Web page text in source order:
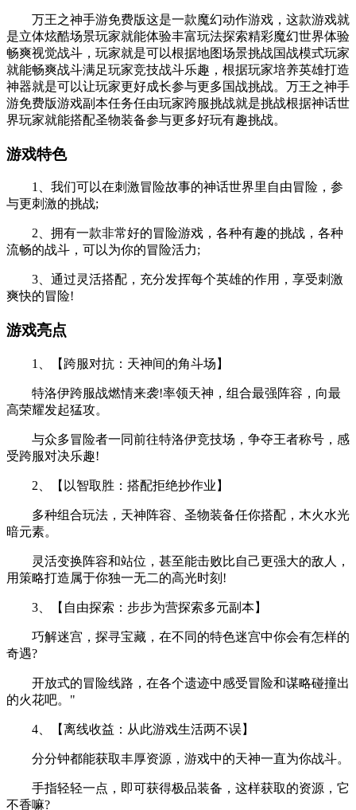
万王之神手游免费版这是一款魔幻动作游戏，这款游戏就
是立体炫酷场景玩家就能体验丰富玩法探索精彩魔幻世界体验
畅爽视觉战斗，玩家就是可以根据地图场景挑战国战模式玩家
就能畅爽战斗满足玩家竞技战斗乐趣，根据玩家培养英雄打造
神器就是可以让玩家更好成长参与更多国战挑战。万王之神手
游免费版游戏副本任务任由玩家跨服挑战就是挑战根据神话世
界玩家就能搭配圣物装备参与更多好玩有趣挑战。
游戏特色
1、我们可以在刺激冒险故事的神话世界里自由冒险，参
与更刺激的挑战;
2、拥有一款非常好的冒险游戏，各种有趣的挑战，各种
流畅的战斗，可以为你的冒险活力;
3、通过灵活搭配，充分发挥每个英雄的作用，享受刺激
爽快的冒险!
游戏亮点
1、【跨服对抗：天神间的角斗场】
特洛伊跨服战燃情来袭!率领天神，组合最强阵容，向最
高荣耀发起猛攻。
与众多冒险者一同前往特洛伊竞技场，争夺王者称号，感
受跨服对决乐趣!
2、【以智取胜：搭配拒绝抄作业】
多种组合玩法，天神阵容、圣物装备任你搭配，木火水光
暗元素。
灵活变换阵容和站位，甚至能击败比自己更强大的敌人，
用策略打造属于你独一无二的高光时刻!
3、【自由探索：步步为营探索多元副本】
巧解迷宫，探寻宝藏，在不同的特色迷宫中你会有怎样的
奇遇?
开放式的冒险线路，在各个遗迹中感受冒险和谋略碰撞出
的火花吧。"
4、【离线收益：从此游戏生活两不误】
分分钟都能获取丰厚资源，游戏中的天神一直为你战斗。
手指轻轻一点，即可获得极品装备，这样获取的资源，它
不香嘛?